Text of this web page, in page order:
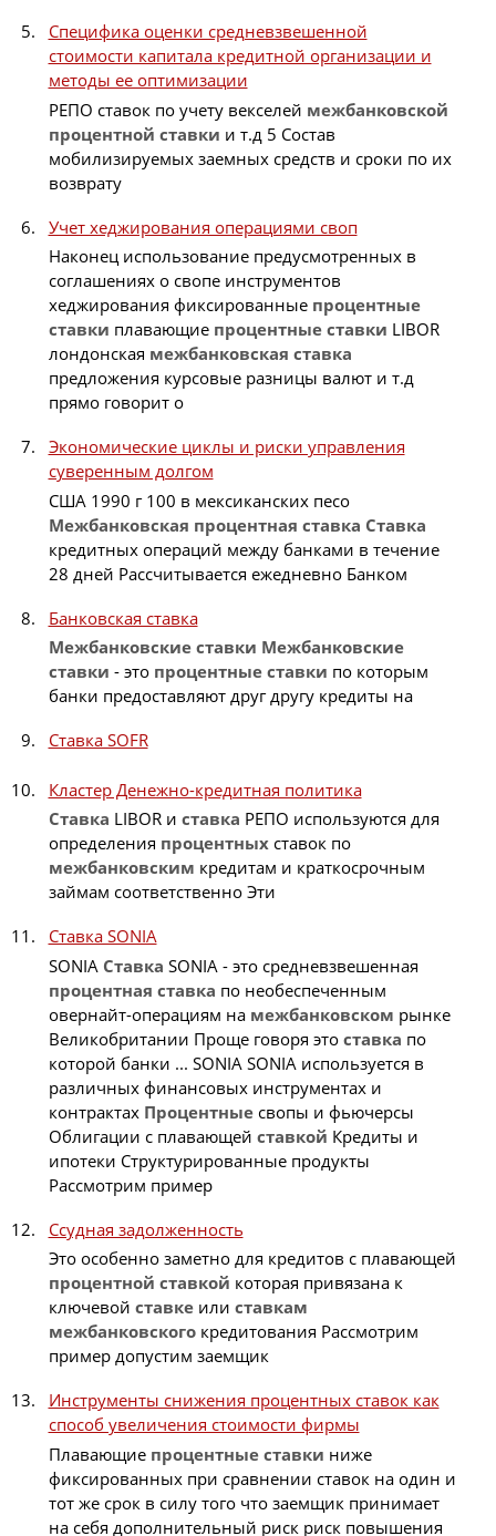
Специфика оценки средневзвешенной
стоимости капитала кредитной организации и
методы ее оптимизации
РЕПО ставок по учету векселей межбанковской
процентной ставки и т.д 5 Состав
мобилизируемых заемных средств и сроки по их
возврату
Учет хеджирования операциями своп
Наконец использование предусмотренных в
соглашениях о свопе инструментов
хеджирования фиксированные процентные
ставки плавающие процентные ставки LIBOR
лондонская межбанковская ставка
предложения курсовые разницы валют и т.д
прямо говорит о
Экономические циклы и риски управления
суверенным долгом
США 1990 г 100 в мексиканских песо
Межбанковская процентная ставка Ставка
кредитных операций между банками в течение
28 дней Рассчитывается ежедневно Банком
Банковская ставка
Межбанковские ставки Межбанковские
ставки - это процентные ставки по которым
банки предоставляют друг другу кредиты на
Ставка SOFR
Кластер Денежно-кредитная политика
Ставка LIBOR и ставка РЕПО используются для
определения процентныхставок по
межбанковским кредитам и краткосрочным
займам соответственно Эти
Ставка SONIA
SONIA Ставка SONIA - это средневзвешенная
процентная ставка по необеспеченным
овернайт-операциям на межбанковском рынке
Великобритании Проще говоря это ставка по
которой банки ... SONIA SONIA используется в
различных финансовых инструментах и
контрактах Процентныесвопы и фьючерсы
Облигации с плавающей ставкой Кредиты и
ипотеки Структурированные продукты
Рассмотрим пример
Ссудная задолженность
Это особенно заметно для кредитов с плавающей
процентной ставкой которая привязана к
ключевой ставкеили ставкам
межбанковскогокредитования Рассмотрим
пример допустим заемщик
Инструменты снижения процентных ставок как
способ увеличения стоимости фирмы
Плавающие процентные ставки ниже
фиксированных при сравнении ставок на один и
тот же срок в силу того что заемщик принимает
на себя дополнительный риск риск повышения